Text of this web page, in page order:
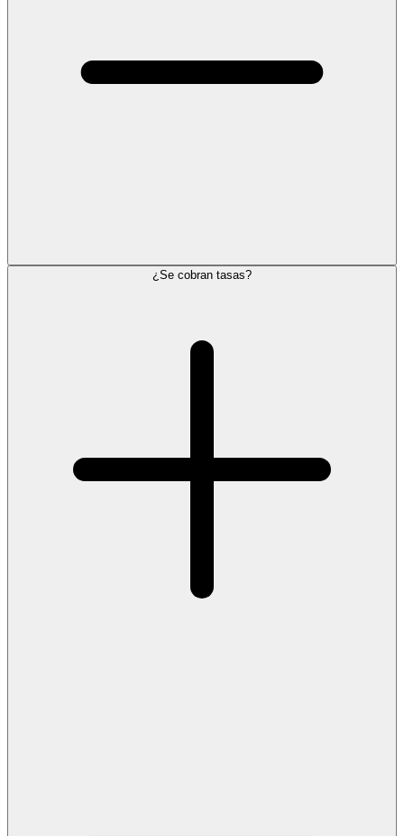
¿Se cobran tasas?